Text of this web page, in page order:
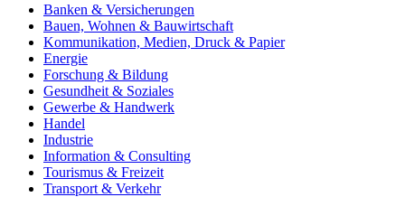
Banken & Versicherungen
Bauen, Wohnen & Bauwirtschaft
Kommunikation, Medien, Druck & Papier
Energie
Forschung & Bildung
Gesundheit & Soziales
Gewerbe & Handwerk
Handel
Industrie
Information & Consulting
Tourismus & Freizeit
Transport & Verkehr